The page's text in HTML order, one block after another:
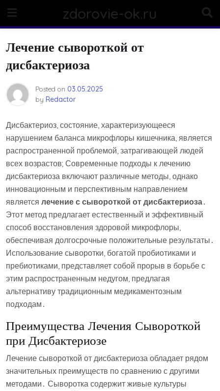
content
zdorovie-ok.ru
Лечение сывороткой от
дисбактериоза
Posted on 03.05.2025
by Redactor
Дисбактериоз, состояние, характеризующееся
нарушением баланса микрофлоры кишечника, является
распространенной проблемой, затрагивающей людей
всех возрастов; Современные подходы к лечению
дисбактериоза включают различные методы, однако
инновационным и перспективным направлением
является лечение с сывороткой от дисбактериоза․
Этот метод предлагает естественный и эффективный
способ восстановления здоровой микрофлоры,
обеспечивая долгосрочные положительные результаты․
Использование сыворотки, богатой пробиотиками и
пребиотиками, представляет собой прорыв в борьбе с
этим распространенным недугом, предлагая
альтернативу традиционным медикаментозным
подходам․
Преимущества Лечения Сывороткой
при Дисбактериозе
Лечение сывороткой от дисбактериоза обладает рядом
значительных преимуществ по сравнению с другими
методами․ Сыворотка содержит живые культуры